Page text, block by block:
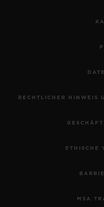
RECHTLICHER HINWEIS
ETHISCHE
MSA